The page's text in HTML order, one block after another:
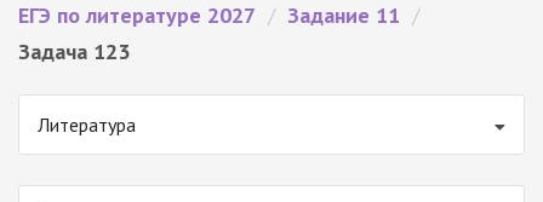
ЕГЭ по литературе 2027 / Задание 11 /
Задача 123
Литература